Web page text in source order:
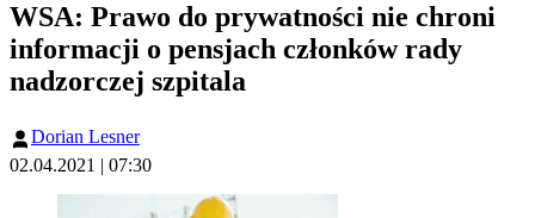
WSA: Prawo do prywatności nie chroni
informacji o pensjach członków rady
nadzorczej szpitala
Dorian Lesner
02.04.2021 | 07:30